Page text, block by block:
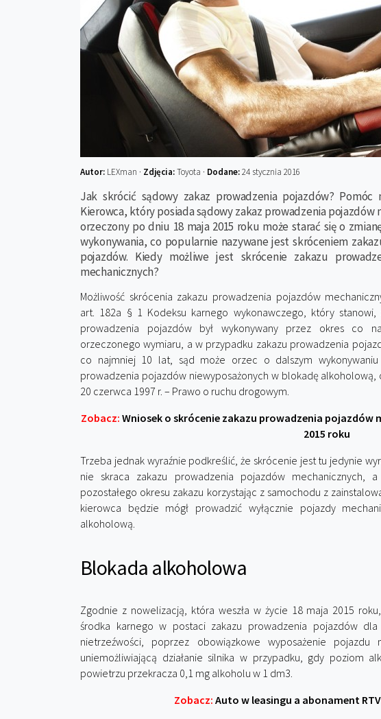
Autor: LEXman · Zdjęcia:Toyota · Dodane:24 stycznia 2016
Jak skrócić sądowy zakaz prowadzenia pojazdów? Pomóc
Kierowca, który posiada sądowy zakaz prowadzenia pojazdów
orzeczony po dniu 18 maja 2015 roku może starać się o
wykonywania, co popularnie nazywane jest skróceniem
pojazdów. Kiedy możliwe jest skrócenie zakazu
mechanicznych?
Możliwość skrócenia zakazu prowadzenia pojazdów
art. 182a § 1 Kodeksu karnego wykonawczego, który stanowi,
prowadzenia pojazdów był wykonywany przez okres co
orzeczonego wymiaru, a w przypadku zakazu prowadzenia
co najmniej 10 lat, sąd może orzec o dalszym
prowadzenia pojazdów niewyposażonych w blokadę
20 czerwca 1997 r. – Prawo o ruchu drogowym.
Zobacz: Wniosek o skrócenie zakazu prowadzenia pojazdów
2015 roku
Trzeba jednak wyraźnie podkreślić, że skrócenie jest tu jedynie
nie skraca zakazu prowadzenia pojazdów mechanicznych,
pozostałego okresu zakazu korzystając z samochodu z
kierowca będzie mógł prowadzić wyłącznie pojazdy
alkoholową.
Blokada alkoholowa
Zgodnie z nowelizacją, która weszła w życie 18 maja 2015
środka karnego w postaci zakazu prowadzenia pojazdów
nietrzeźwości, poprzez obowiązkowe wyposażenie
uniemożliwiającą działanie silnika w przypadku, gdy poziom
powietrzu przekracza 0,1 mg alkoholu w 1 dm3.
Zobacz: Auto w leasingu a abonament